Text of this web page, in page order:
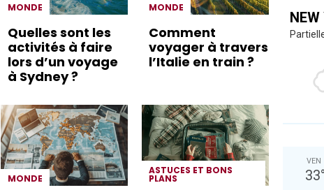
MONDE
Quelles sont les
activités à faire
lors d’un voyage
à Sydney ?
MONDE
Comment
voyager à travers
l’Italie en train ?
MONDE
ASTUCES ET BONS
PLANS
NEW
VEN
33°